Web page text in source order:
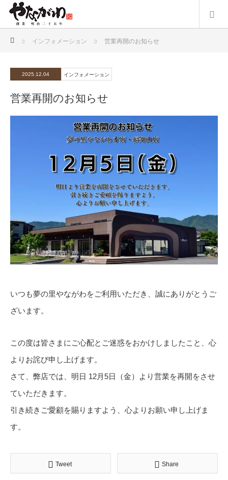
インフォメーション 営業再開のお知らせ
2025.12.04 インフォメーション
営業再開のお知らせ
いつも夢の里やながわをご利用いただき、誠にありがとうご
ざいます。
この度は皆さまにご心配とご迷惑をおかけしましたこと、心
よりお詫び申し上げます。
さて、弊店では、明日 12月5日（金）より営業を再開をさせ
ていただきます。
引き続きご愛顧を賜りますよう、心よりお願い申し上げま
す。
Tweet Share